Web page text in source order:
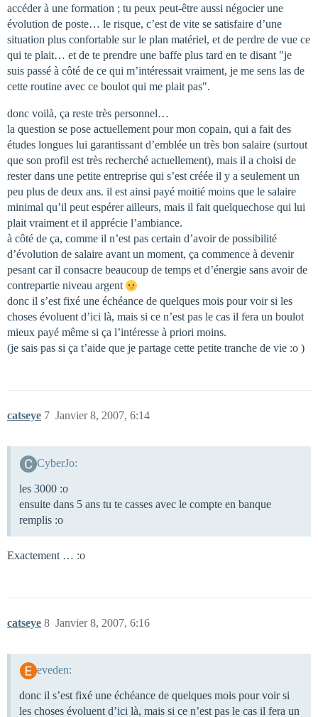
accéder à une formation ; tu peux peut-être aussi négocier une
évolution de poste… le risque, c’est de vite se satisfaire d’une
situation plus confortable sur le plan matériel, et de perdre de vue ce
qui te plait… et de te prendre une baffe plus tard en te disant "je
suis passé à côté de ce qui m’intéressait vraiment, je me sens las de
cette routine avec ce boulot qui me plait pas".
donc voilà, ça reste très personnel…
la question se pose actuellement pour mon copain, qui a fait des
études longues lui garantissant d’emblée un très bon salaire (surtout
que son profil est très recherché actuellement), mais il a choisi de
rester dans une petite entreprise qui s’est créée il y a seulement un
peu plus de deux ans. il est ainsi payé moitié moins que le salaire
minimal qu’il peut espérer ailleurs, mais il fait quelquechose qui lui
plait vraiment et il apprécie l’ambiance.
à côté de ça, comme il n’est pas certain d’avoir de possibilité
d’évolution de salaire avant un moment, ça commence à devenir
pesant car il consacre beaucoup de temps et d’énergie sans avoir de
contrepartie niveau argent
donc il s’est fixé une échéance de quelques mois pour voir si les
choses évoluent d’ici là, mais si ce n’est pas le cas il fera un boulot
mieux payé même si ça l’intéresse à priori moins.
(je sais pas si ça t’aide que je partage cette petite tranche de vie :o )
catseye Janvier 8, 2007, 6:14
7
CyberJo:
les 3000 :o
ensuite dans 5 ans tu te casses avec le compte en banque
remplis :o
Exactement … :o
catseye Janvier 8, 2007, 6:16
8
eveden:
donc il s’est fixé une échéance de quelques mois pour voir si
les choses évoluent d’ici là, mais si ce n’est pas le cas il fera un